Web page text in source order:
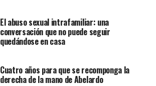
El abuso sexual intrafamiliar: una
conversación que no puede seguir
quedándose en casa
Cuatro años para que se recomponga la
derecha de la mano de Abelardo